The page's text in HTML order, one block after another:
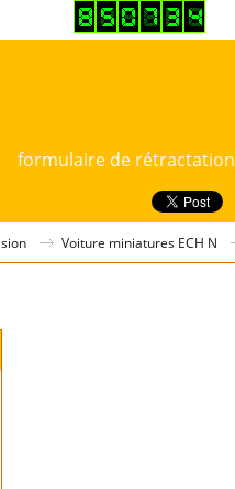
formulaire de rétractation
Voiture miniatures ECH N